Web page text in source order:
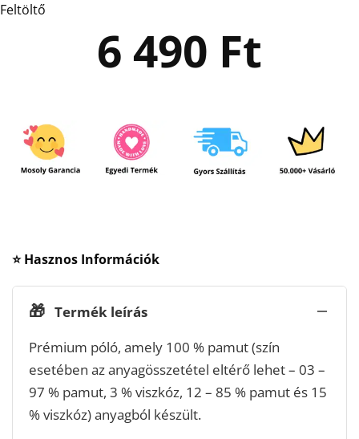
Feltöltő
6 490 Ft
⭐ Hasznos Információk
🎁 Termék leírás
Prémium póló, amely 100 % pamut (szín
esetében az anyagösszetétel eltérő lehet – 03 –
97 % pamut, 3 % viszkóz, 12 – 85 % pamut és 15
% viszkóz) anyagból készült.